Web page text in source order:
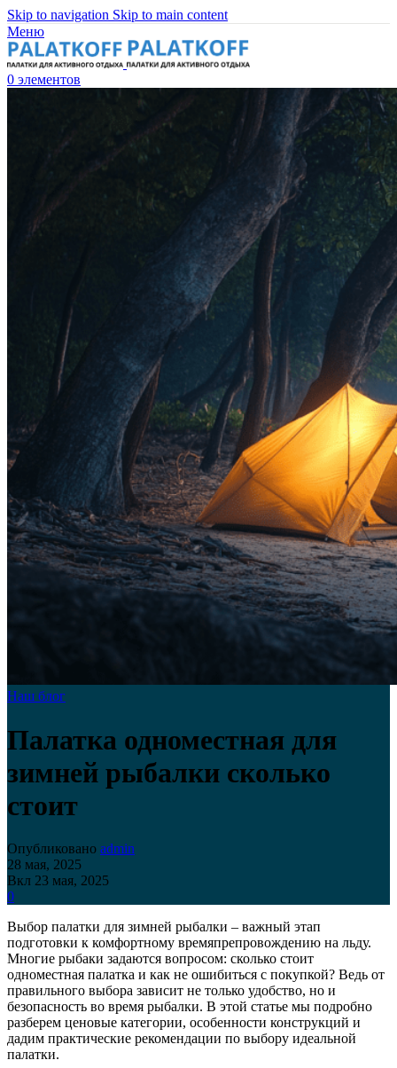
Skip to navigation Skip to main content
Меню
0 элементов
Наш блог
Палатка одноместная для
зимней рыбалки сколько
стоит
Опубликовано admin
28 мая, 2025
Вкл 23 мая, 2025
0
Выбор палатки для зимней рыбалки – важный этап
подготовки к комфортному времяпрепровождению на льду.
Многие рыбаки задаются вопросом: сколько стоит
одноместная палатка и как не ошибиться с покупкой? Ведь от
правильного выбора зависит не только удобство, но и
безопасность во время рыбалки. В этой статье мы подробно
разберем ценовые категории, особенности конструкций и
дадим практические рекомендации по выбору идеальной
палатки.